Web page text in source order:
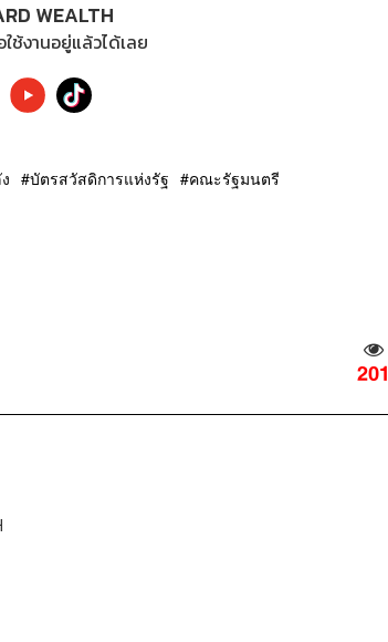
WEALTH
งานอยู่แล้วได้เลย
บัตรสวัสดิการแห่งรัฐ คณะรัฐมนตรี
201